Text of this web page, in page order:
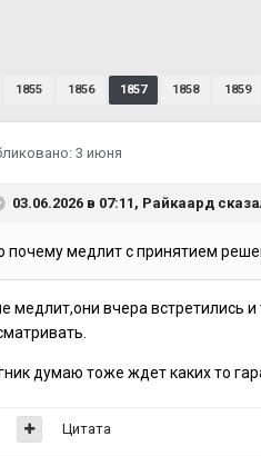
1855 1856 1857 1858 1859
3 июня
03.06.2026 в 07:11, Райкаард
почему медлит с принятием
медлит,они вчера встретились
думаю тоже ждет каких то
Цитата